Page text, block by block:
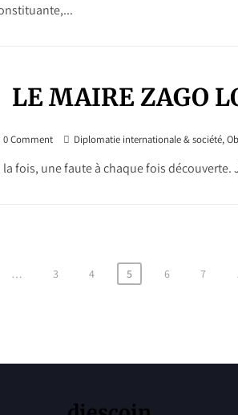
LE MAIRE ZAGO
0 Comment Diplomatie internationale & société,
la fois, une faute à chaque fois découverte.
… 3 4 5 6 7